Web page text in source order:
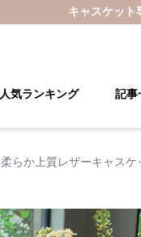
キャスケット
人気ランキング 記事
柔らか上質レザーキャスケ